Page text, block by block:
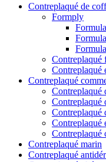
Contreplaqué de
Formply
Contreplaqué
Contreplaqué
Contreplaqué
Contreplaqué
Contreplaqué
Contreplaqué
Contreplaqué
Contreplaqué
Contreplaqué marin
Contreplaqué